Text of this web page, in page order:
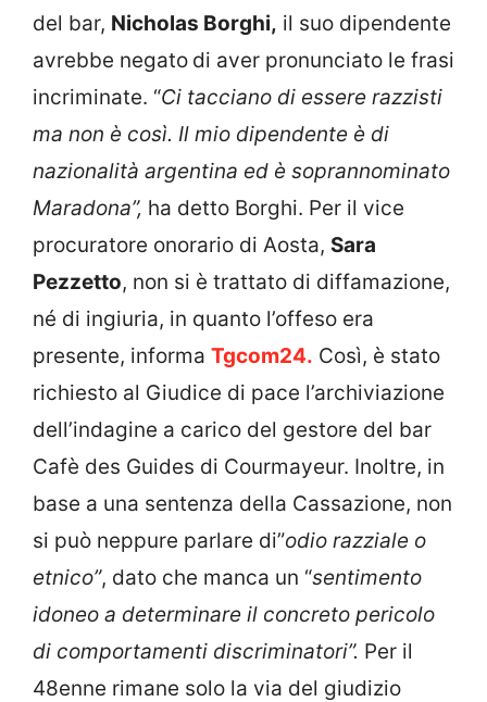
del bar, Nicholas Borghi, il suo dipendente
avrebbe negato di aver pronunciato le frasi
incriminate. “Ci tacciano di essere razzisti
ma non è così. Il mio dipendente è di
nazionalità argentina ed è soprannominato
Maradona”, ha detto Borghi. Per il vice
procuratore onorario di Aosta, Sara
Pezzetto, non si è trattato di diffamazione,
né di ingiuria, in quanto l’offeso era
presente, informa Tgcom24. Così, è stato
richiesto al Giudice di pace l’archiviazione
dell’indagine a carico del gestore del bar
Cafè des Guides di Courmayeur. Inoltre, in
base a una sentenza della Cassazione, non
si può neppure parlare di”odio razziale o
etnico”, dato che manca un “sentimento
idoneo a determinare il concreto pericolo
di comportamenti discriminatori”. Per il
48enne rimane solo la via del giudizio